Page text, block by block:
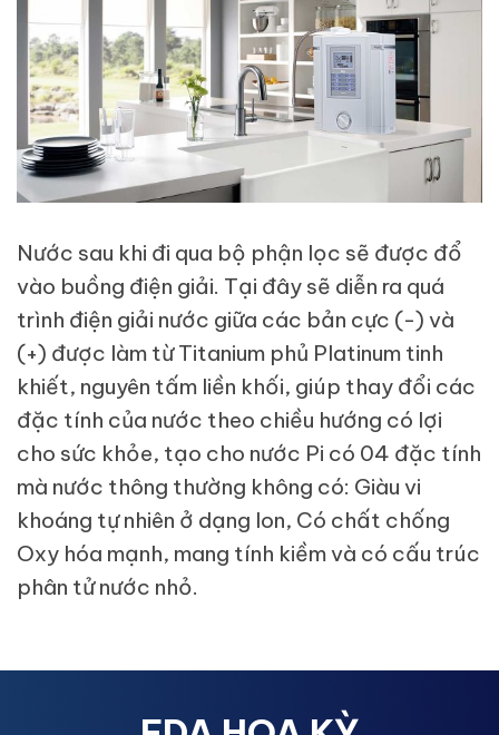
Nước sau khi đi qua bộ phận lọc sẽ được đổ
vào buồng điện giải. Tại đây sẽ diễn ra quá
trình điện giải nước giữa các bản cực (-) và
(+) được làm từ Titanium phủ Platinum tinh
khiết, nguyên tấm liền khối, giúp thay đổi các
đặc tính của nước theo chiều hướng có lợi
cho sức khỏe, tạo cho nước Pi có 04 đặc tính
mà nước thông thường không có: Giàu vi
khoáng tự nhiên ở dạng Ion, Có chất chống
Oxy hóa mạnh, mang tính kiềm và có cấu trúc
phân tử nước nhỏ.